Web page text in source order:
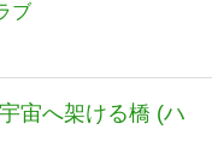
ブ
宙へ架ける橋 (ハ